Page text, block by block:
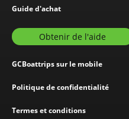
Guide d'achat
Obtenir de l'aide
GCBoattrips sur le mobile
Politique de confidentialité
Termes et conditions